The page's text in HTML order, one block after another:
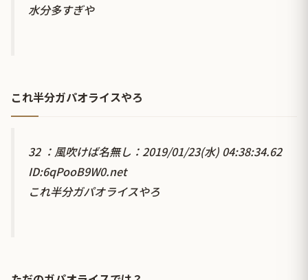
水分多すぎや
これ半分ガパオライスやろ
32 ：風吹けば名無し：2019/01/23(水) 04:38:34.62
ID:6qPooB9W0.net
これ半分ガパオライスやろ